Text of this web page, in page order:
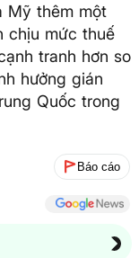
Mỹ thêm một
chịu mức thuế
tranh hơn so
hưởng gián
Quốc trong
Báo cáo